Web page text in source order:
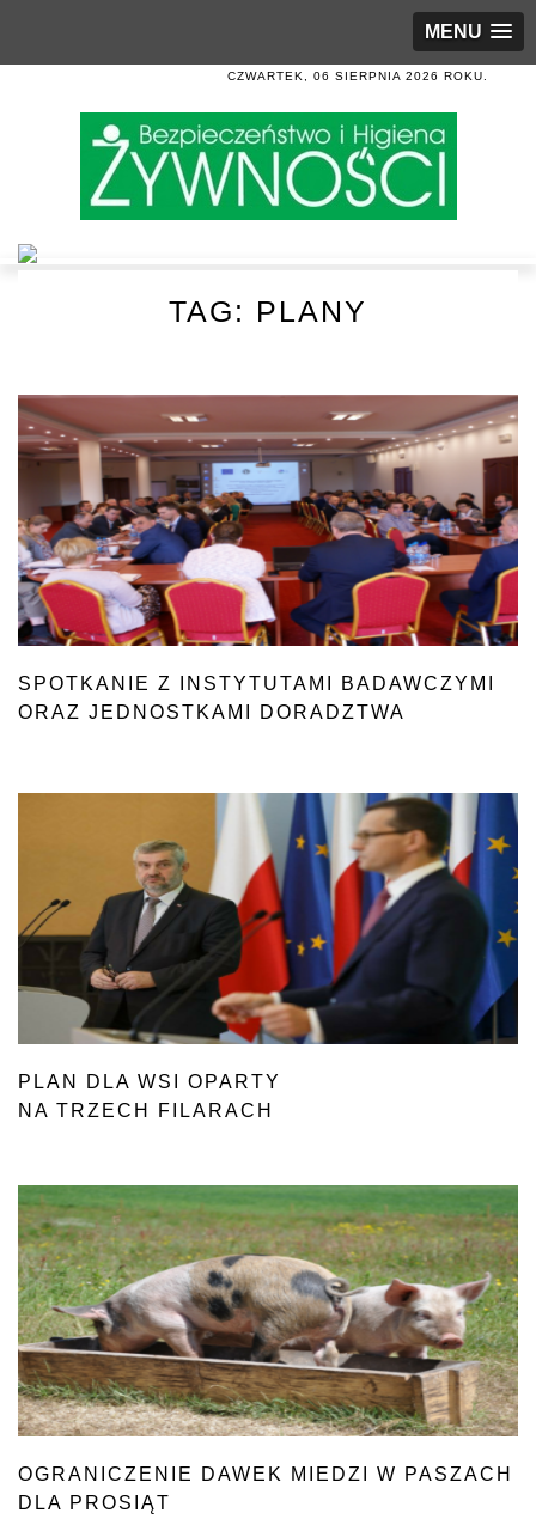
MENU
CZWARTEK, 06 SIERPNIA 2026 ROKU.
TAG: PLANY
SPOTKANIE Z INSTYTUTAMI BADAWCZYMI
ORAZ JEDNOSTKAMI DORADZTWA
PLAN DLA WSI OPARTY
NA TRZECH FILARACH
OGRANICZENIE DAWEK MIEDZI W PASZACH
DLA PROSIĄT